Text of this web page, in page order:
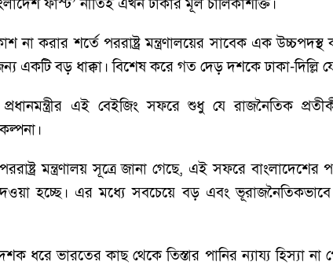
না করার শর্তে পররাষ্ট্র মন্ত্রণালয়ের সাবেক এক
একটি বড় ধাক্কা। বিশেষ করে গত দেড় দশকে ঢাকা-
এই বেইজিং সফরে শুধু যে রাজনৈতিক
মন্ত্রণালয় সূত্রে জানা গেছে, এই সফরে
দেওয়া হচ্ছে। এর মধ্যে সবচেয়ে বড় এবং
ধরে ভারতের কাছ থেকে তিস্তার পানির ন্যায্য হিস্যা